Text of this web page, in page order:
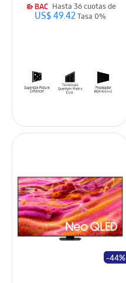
Hasta 36 cuotas de
US$ 49.42Tasa 0%
-44%